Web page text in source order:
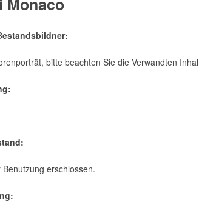
Monaco
bitte beachten Sie die Verwandten
erschlossen.